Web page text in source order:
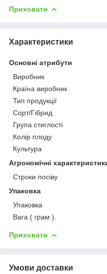
Приховати
Характеристики
Основні атрибути
Виробник
Країна виробник
Тип продукції
Сорт/Гібрид
Група стиглості
Колір плоду
Культура
Агрономічні
Строки посіву
Упаковка
Упаковка
Вага ( грам ).
Приховати
Умови доставки